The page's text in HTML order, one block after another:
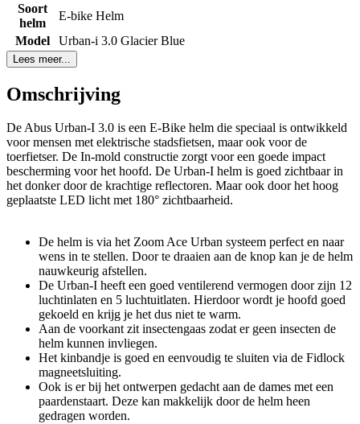
Soort
helm
E-bike Helm
Model
Urban-i 3.0 Glacier Blue
Lees meer...
Omschrijving
De Abus Urban-I 3.0 is een E-Bike helm die speciaal is ontwikkeld
voor mensen met elektrische stadsfietsen, maar ook voor de
toerfietser. De In-mold constructie zorgt voor een goede impact
bescherming voor het hoofd. De Urban-I helm is goed zichtbaar in
het donker door de krachtige reflectoren. Maar ook door het hoog
geplaatste LED licht met 180° zichtbaarheid.
De helm is via het Zoom Ace Urban systeem perfect en naar
wens in te stellen. Door te draaien aan de knop kan je de helm
nauwkeurig afstellen.
De Urban-I heeft een goed ventilerend vermogen door zijn 12
luchtinlaten en 5 luchtuitlaten. Hierdoor wordt je hoofd goed
gekoeld en krijg je het dus niet te warm.
Aan de voorkant zit insectengaas zodat er geen insecten de
helm kunnen invliegen.
Het kinbandje is goed en eenvoudig te sluiten via de Fidlock
magneetsluiting.
Ook is er bij het ontwerpen gedacht aan de dames met een
paardenstaart. Deze kan makkelijk door de helm heen
gedragen worden.